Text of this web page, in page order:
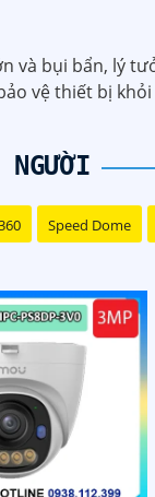
và bụi bẩn, lý
vệ thiết bị
NGƯỜI
Speed Dome